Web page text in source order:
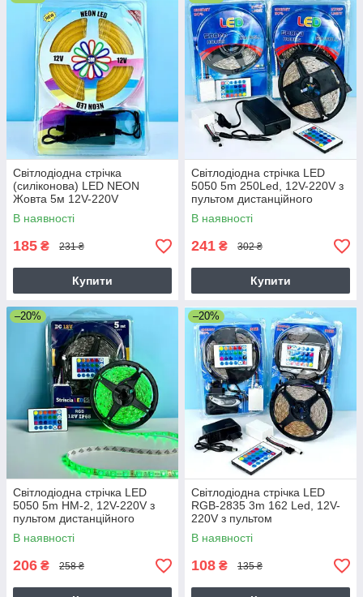
Світлодіодна стрічка
(силіконова) LED NEON
Жовта 5м 12V-220V
В наявності
185 ₴ 231 ₴
Купити
Світлодіодна стрічка LED
5050 5m 250Led, 12V-220V з
пультом дистанційного
керування, вологостійка
В наявності
241 ₴ 302 ₴
Купити
–20%
Світлодіодна стрічка LED
5050 5m HM-2, 12V-220V з
пультом дистанційного
керування, вологостійка
В наявності
206 ₴ 258 ₴
–20%
Світлодіодна стрічка LED
RGB-2835 3m 162 Led, 12V-
220V з пультом
дистанційного керування,
водостійка
В наявності
108 ₴ 135 ₴